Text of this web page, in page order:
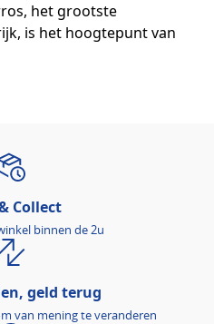
het grootste
is het hoogtepunt van
Collect
binnen de 2u
geld terug
van mening te veranderen